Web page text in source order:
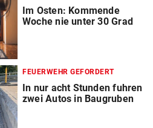
Im Osten: Kommende
Woche nie unter 30 Grad
FEUERWEHR GEFORDERT
In nur acht Stunden fuhren
zwei Autos in Baugruben